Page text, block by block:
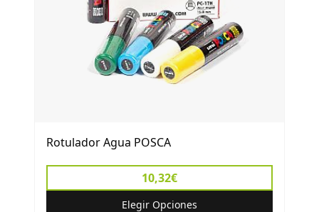
Rotulador Agua POSCA
10,32€
Elegir Opciones